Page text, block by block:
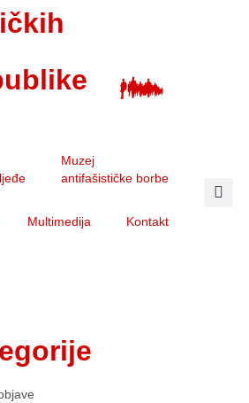
Muzej
antifašističke borbe
Multimedija Kontakt